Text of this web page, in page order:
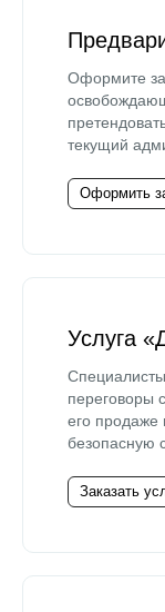
Оформите
текущий
Оформить
Услуга
переговоры
его продаже
безопасную
Заказать